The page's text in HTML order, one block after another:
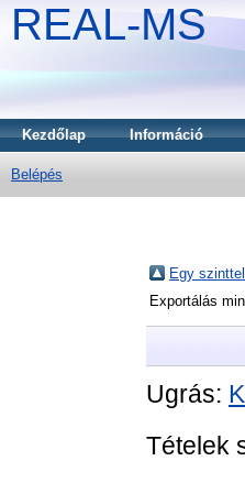
REAL-MS
Kezdőlap Információ
Belépés
Egy
Exportálás
Ugrás:
Tételek